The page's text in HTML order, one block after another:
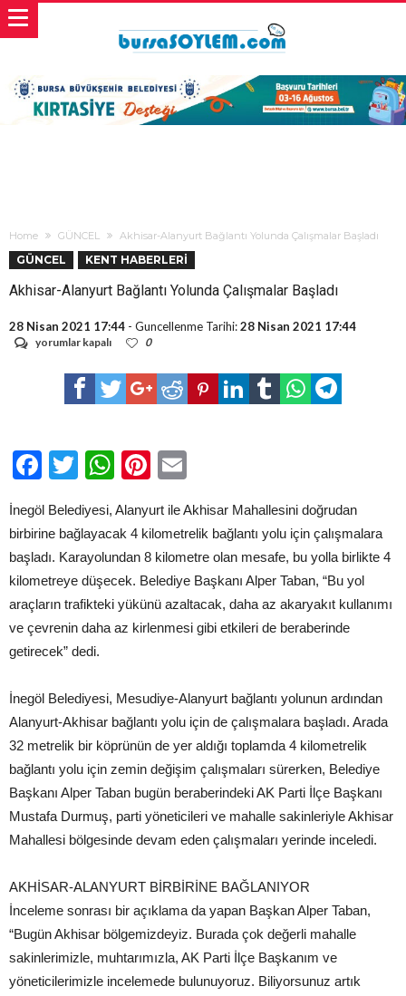
Home GÜNCEL Akhisar-Alanyurt Bağlantı Yolunda Çalışmalar Başladı
GÜNCEL KENT HABERLERİ
Akhisar-Alanyurt Bağlantı Yolunda Çalışmalar Başladı
28 Nisan 2021 17:44 - Guncellenme Tarihi:28 Nisan 2021 17:44
Akhisar-
Bağlantı
Çalışmalar
yorumlar kapalı 0
Facebook
TwitterWhatsApp
Pinterest
İnegöl Belediyesi, Alanyurt ile Akhisar Mahallesini doğrudan
birbirine bağlayacak 4 kilometrelik bağlantı yolu için çalışmalara
başladı. Karayolundan 8 kilometre olan mesafe, bu yolla birlikte 4
kilometreye düşecek. Belediye Başkanı Alper Taban, “Bu yol
araçların trafikteki yükünü azaltacak, daha az akaryakıt kullanımı
ve çevrenin daha az kirlenmesi gibi etkileri de beraberinde
getirecek” dedi.
İnegöl Belediyesi, Mesudiye-Alanyurt bağlantı yolunun ardından
Alanyurt-Akhisar bağlantı yolu için de çalışmalara başladı. Arada
32 metrelik bir köprünün de yer aldığı toplamda 4 kilometrelik
bağlantı yolu için zemin değişim çalışmaları sürerken, Belediye
Başkanı Alper Taban bugün beraberindeki AK Parti İlçe Başkanı
Mustafa Durmuş, parti yöneticileri ve mahalle sakinleriyle Akhisar
Mahallesi bölgesinde devam eden çalışmaları yerinde inceledi.
AKHİSAR-ALANYURT BİRBİRİNE BAĞLANIYOR
İnceleme sonrası bir açıklama da yapan Başkan Alper Taban,
“Bugün Akhisar bölgemizdeyiz. Burada çok değerli mahalle
sakinlerimizle, muhtarımızla, AK Parti İlçe Başkanım ve
yöneticilerimizle incelemede bulunuyoruz. Biliyorsunuz artık